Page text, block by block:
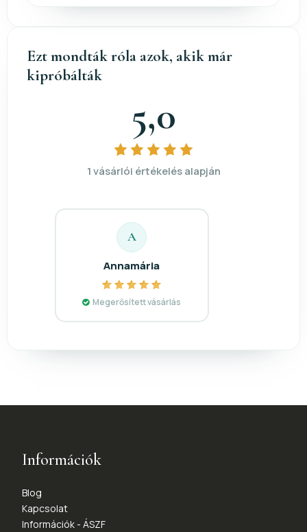
Ezt mondták róla azok, akik már
kipróbálták
5,0
1 vásárlói értékelés alapján
A
Annamária
Megerősített vásárlás
Információk
Blog
Kapcsolat
Információk - ÁSZF